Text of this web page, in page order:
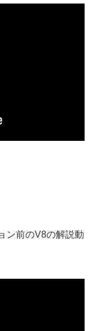
ン前のV8の解説動